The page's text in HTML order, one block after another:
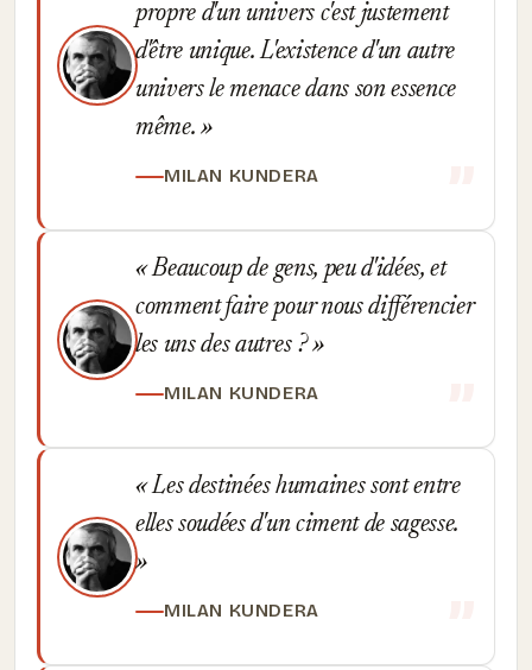
propre d'un univers c'est justement
d'être unique. L'existence d'un autre
univers le menace dans son essence
même.
MILAN KUNDERA
Beaucoup de gens, peu d'idées, et
comment faire pour nous différencier
les uns des autres ?
MILAN KUNDERA
Les destinées humaines sont entre
elles soudées d'un ciment de sagesse.
MILAN KUNDERA